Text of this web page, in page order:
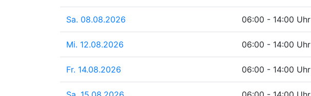
Sa. 08.08.2026 06:00 - 14:00 Uhr
Mi. 12.08.2026 06:00 - 14:00 Uhr
Fr. 14.08.2026 06:00 - 14:00 Uhr